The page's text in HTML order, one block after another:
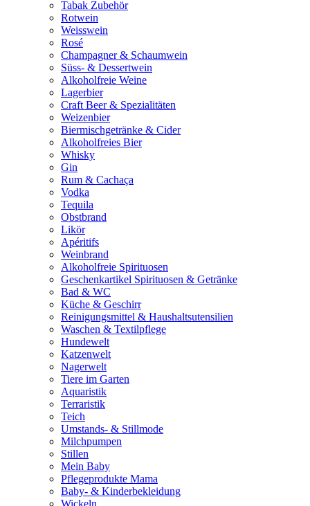
Tabak Zubehör
Rotwein
Weisswein
Rosé
Champagner & Schaumwein
Süss- & Dessertwein
Alkoholfreie Weine
Lagerbier
Craft Beer & Spezialitäten
Weizenbier
Biermischgetränke & Cider
Alkoholfreies Bier
Whisky
Gin
Rum & Cachaça
Vodka
Tequila
Obstbrand
Likör
Apéritifs
Weinbrand
Alkoholfreie Spirituosen
Geschenkartikel Spirituosen & Getränke
Bad & WC
Küche & Geschirr
Reinigungsmittel & Haushaltsutensilien
Waschen & Textilpflege
Hundewelt
Katzenwelt
Nagerwelt
Tiere im Garten
Aquaristik
Terraristik
Teich
Umstands- & Stillmode
Milchpumpen
Stillen
Mein Baby
Pflegeprodukte Mama
Baby- & Kinderbekleidung
Wickeln